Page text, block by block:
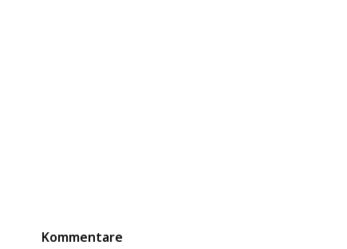
Kommentare